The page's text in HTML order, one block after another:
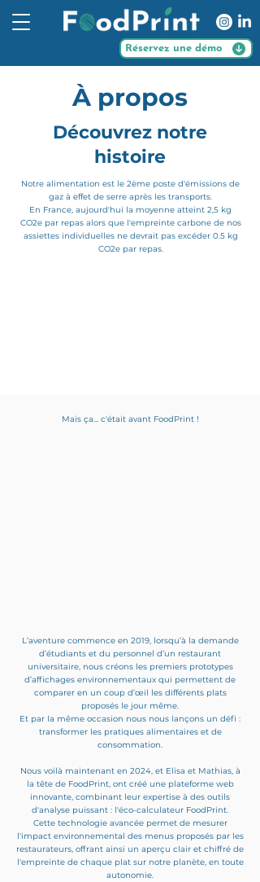
Réservez une démo
À propos
Découvrez notre
histoire
Notre alimentation est le 2ème poste d'émissions de
gaz à effet de serre après les transports.
En France, aujourd'hui la moyenne atteint 2,5 kg
CO2e par repas alors que l'empreinte carbone de nos
assiettes individuelles ne devrait pas excéder 0.5 kg
CO2e par repas.
Mais ça... c'était avant FoodPrint !
L’aventure commence en 2019, lorsqu’à la demande
d’étudiants et du personnel d’un restaurant
universitaire, nous créons les premiers prototypes
d’affichages environnementaux qui permettent de
comparer en un coup d’œil les différents plats
proposés le jour même.
Et par la même occasion nous nous lançons un défi :
transformer les pratiques alimentaires et de
consommation.
Nous voilà maintenant en 2024, et Elisa et Mathias, à
la tête de FoodPrint, ont créé une plateforme web
innovante, combinant leur expertise à des outils
d'analyse puissant : l'éco-calculateur FoodPrint.
Cette technologie avancée permet de mesurer
l'impact environnemental des menus proposés par les
restaurateurs, offrant ainsi un aperçu clair et chiffré de
l'empreinte de chaque plat sur notre planète, en toute
autonomie.